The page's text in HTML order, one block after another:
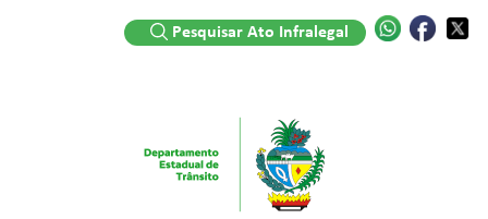
Pesquisar Ato Infralegal